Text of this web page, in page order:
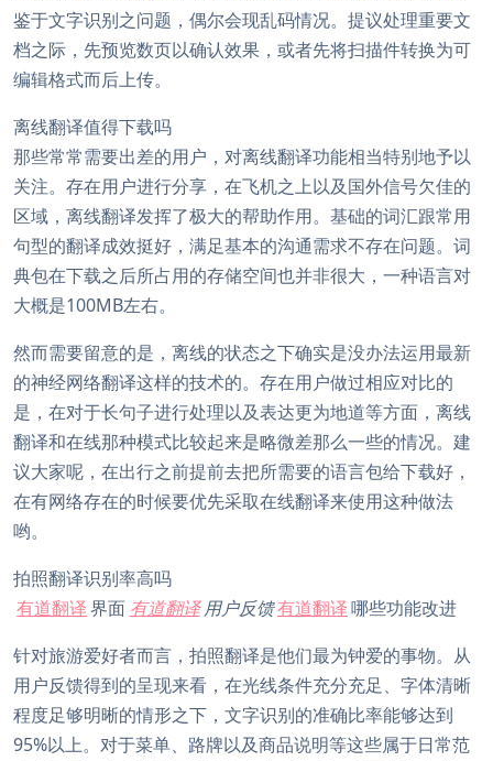
鉴于文字识别之问题，偶尔会现乱码情况。提议处理重要文
档之际，先预览数页以确认效果，或者先将扫描件转换为可
编辑格式而后上传。
离线翻译值得下载吗
那些常常需要出差的用户，对离线翻译功能相当特别地予以
关注。存在用户进行分享，在飞机之上以及国外信号欠佳的
区域，离线翻译发挥了极大的帮助作用。基础的词汇跟常用
句型的翻译成效挺好，满足基本的沟通需求不存在问题。词
典包在下载之后所占用的存储空间也并非很大，一种语言对
大概是100MB左右。
然而需要留意的是，离线的状态之下确实是没办法运用最新
的神经网络翻译这样的技术的。存在用户做过相应对比的
是，在对于长句子进行处理以及表达更为地道等方面，离线
翻译和在线那种模式比较起来是略微差那么一些的情况。建
议大家呢，在出行之前提前去把所需要的语言包给下载好，
在有网络存在的时候要优先采取在线翻译来使用这种做法
哟。
拍照翻译识别率高吗
有道翻译界面 有道翻译 用户反馈有道翻译哪些功能改进
针对旅游爱好者而言，拍照翻译是他们最为钟爱的事物。从
用户反馈得到的呈现来看，在光线条件充分充足、字体清晰
程度足够明晰的情形之下，文字识别的准确比率能够达到
95%以上。对于菜单、路牌以及商品说明等这些属于日常范